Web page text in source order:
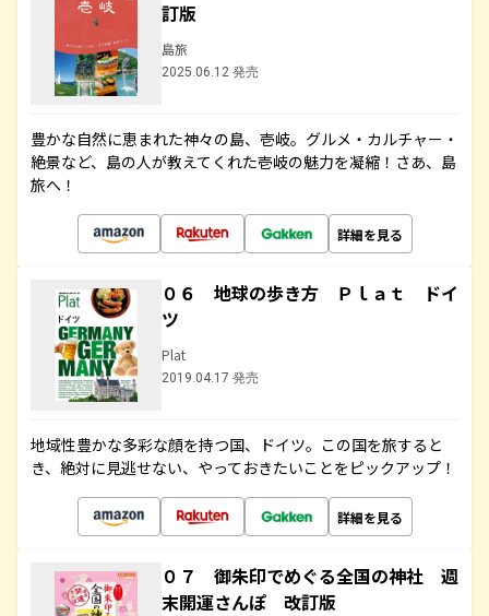
訂版
島旅
2025.06.12 発売
豊かな自然に恵まれた神々の島、壱岐。グルメ・カルチャー・
絶景など、島の人が教えてくれた壱岐の魅力を凝縮！さあ、島
旅へ！
詳細を見る
０６ 地球の歩き方 Ｐｌａｔ ドイ
ツ
Plat
2019.04.17 発売
地域性豊かな多彩な顔を持つ国、ドイツ。この国を旅すると
き、絶対に見逃せない、やっておきたいことをピックアップ！
詳細を見る
０７ 御朱印でめぐる全国の神社 週
末開運さんぽ 改訂版